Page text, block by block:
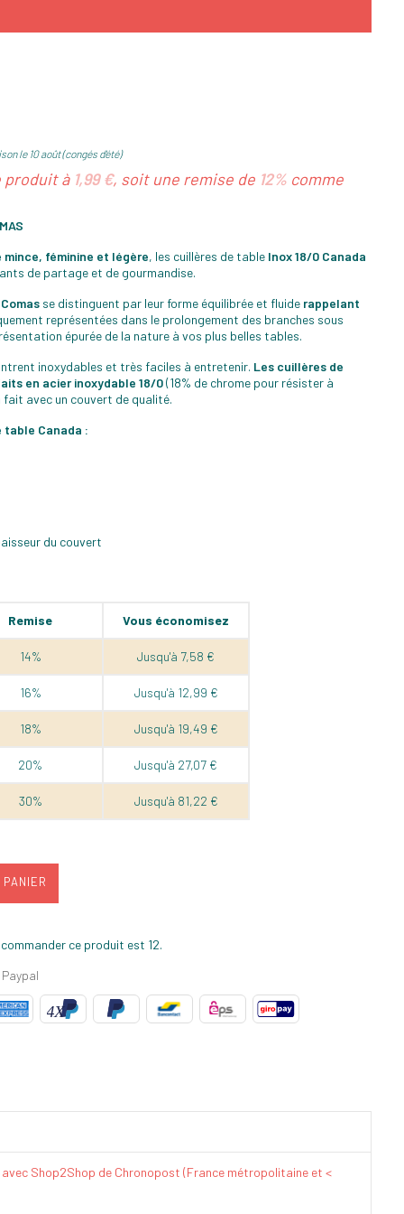
le 10 août (congés d'été)
produit à 1,99 €, soit une remise de 12% comme
mince, féminine et légère, les cuillères de table Inox 18/0 Canada
de partage et de gourmandise.
se distinguent par leur forme équilibrée et fluide rappelant
représentées dans le prolongement des branches sous
épurée de la nature à vos plus belles tables.
inoxydables et très faciles à entretenir. Les cuillères de
en acier inoxydable 18/0(18% de chrome pour résister à
fait avec un couvert de qualité.
Canada :
du couvert
Remise Vous économisez
14% Jusqu'à 7,58 €
16% Jusqu'à 12,99 €
18% Jusqu'à 19,49 €
20% Jusqu'à 27,07 €
30% Jusqu'à 81,22 €
ce produit est 12.
Shop2Shop de Chronopost (France métropolitaine et <